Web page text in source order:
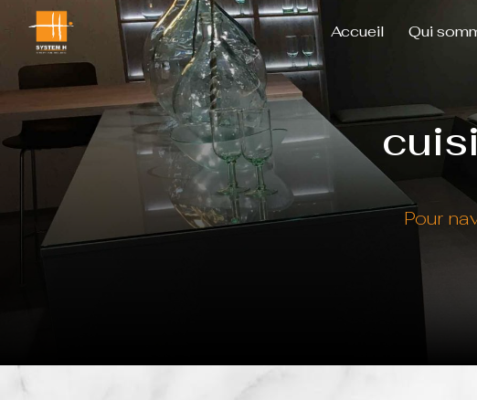
Accueil Qui
Panneau de gestion des cookies